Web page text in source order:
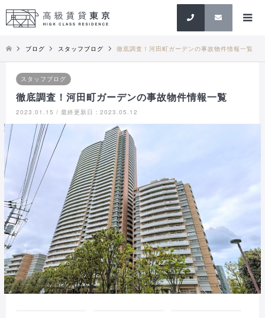
検索
ブログ スタッフブログ 徹底調査！河田町ガーデンの事故物件情報一覧
スタッフブログ
徹底調査！河田町ガーデンの事故物件情報一覧
2023.01.15 / 最終更新日：2023.05.12